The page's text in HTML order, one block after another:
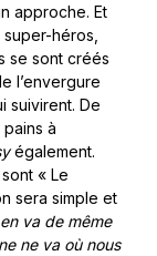
approche. Et
héros,
se sont créés
l’envergure
suivirent. De
à
également.
« Le
sera simple et
va de même
ne va où nous